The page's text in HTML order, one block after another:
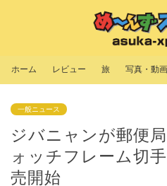
ホーム レビュー 旅 写真・動画
一般ニュース
ジバニャンが郵便
ォッチフレーム切
売開始